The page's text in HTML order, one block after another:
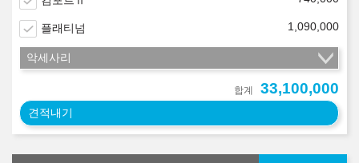
플래티넘 1,090,000
악세사리
합계 33,100,000
견적내기